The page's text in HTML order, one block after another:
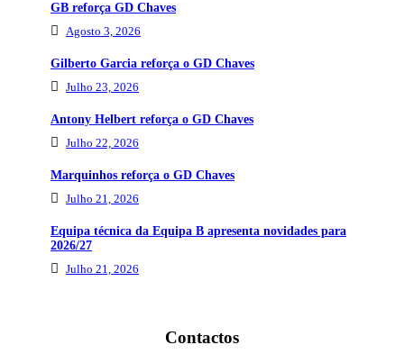
GB reforça GD Chaves
Agosto 3, 2026
Gilberto Garcia reforça o GD Chaves
Julho 23, 2026
Antony Helbert reforça o GD Chaves
Julho 22, 2026
Marquinhos reforça o GD Chaves
Julho 21, 2026
Equipa técnica da Equipa B apresenta novidades para
2026/27
Julho 21, 2026
Contactos